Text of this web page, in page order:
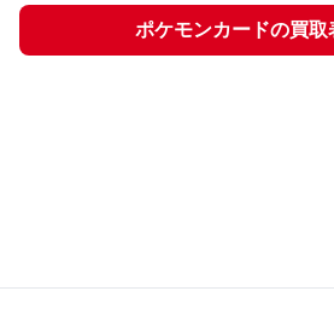
ポケモンカードの買取